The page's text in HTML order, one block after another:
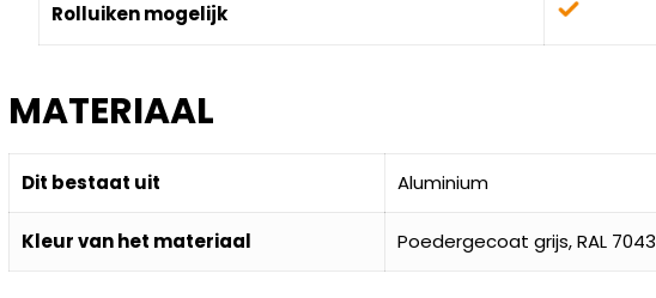
Rolluiken mogelijk
MATERIAAL
Dit bestaat uit Aluminium
Kleur van het materiaal Poedergecoat grijs, RAL 7043